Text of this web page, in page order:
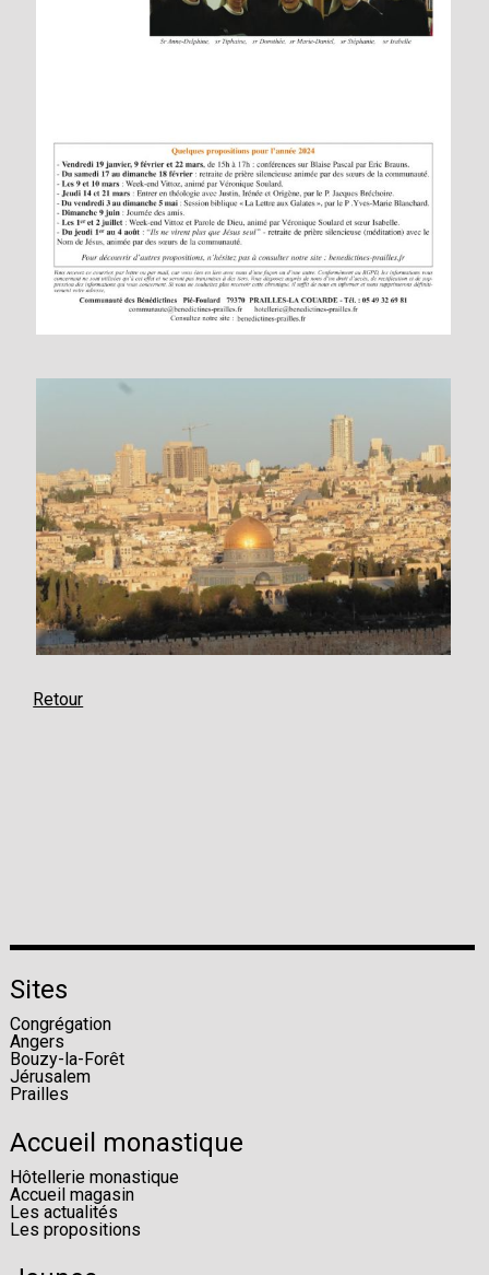
Retour
Sites
Congrégation
Angers
Bouzy-la-Forêt
Jérusalem
Prailles
Accueil monastique
Hôtellerie monastique
Accueil magasin
Les actualités
Les propositions